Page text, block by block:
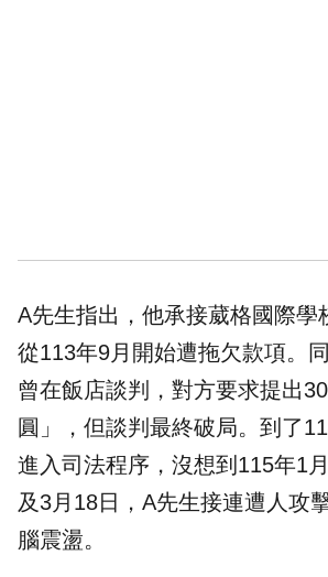
A先生指出，他承接葳格國際學
從113年9月開始遭拖欠款項。
曾在飯店談判，對方要求提出
圓」，但談判最終破局。到了
進入司法程序，沒想到115年1
及3月18日，A先生接連遭人攻
腦震盪。